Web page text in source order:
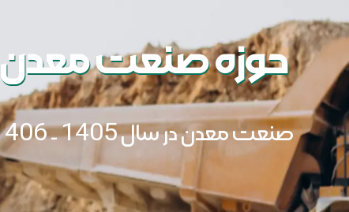
حوزه صنعت معدن
صنعت معدن در سال 1405 - 1406